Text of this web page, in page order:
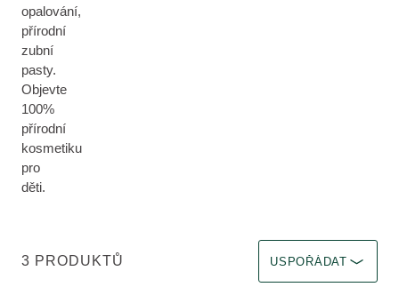
opalování,
přírodní
zubní
pasty.
Objevte
100%
přírodní
kosmetiku
pro
děti.
3 PRODUKTŮ USPOŘÁDAT